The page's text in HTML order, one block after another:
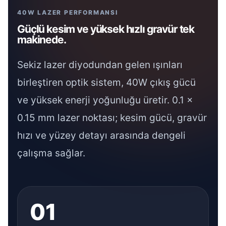
40W LAZER PERFORMANSI
Güçlü kesim ve yüksek hızlı gravür tek
makinede.
Sekiz lazer diyodundan gelen ışınları
birleştiren optik sistem, 40W çıkış gücü
ve yüksek enerji yoğunluğu üretir. 0.1 ×
0.15 mm lazer noktası; kesim gücü, gravür
hızı ve yüzey detayı arasında dengeli
çalışma sağlar.
01